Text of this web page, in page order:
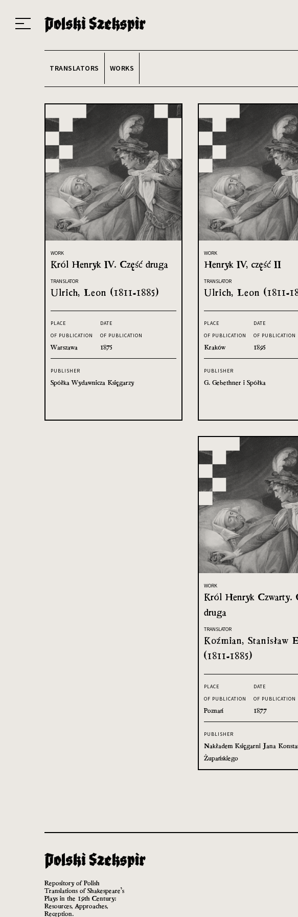
TRANSLATORS WORKS
WORK
Król Henryk IV. Część druga
TRANSLATOR
Ulrich, Leon (1811-1885)
PLACE
OF PUBLICATION
Warszawa
DATE
OF PUBLICATION
1875
PUBLISHER
Spółka Wydawnicza Księgarzy
WORK
Henryk IV, część II
TRANSLATOR
Ulrich, Leon (1811-
PLACE
OF PUBLICATION
Kraków
DATE
OF PUBLICATION
1895
PUBLISHER
G. Gebethner i Spółka
WORK
Król Henryk Czwarty.
druga
TRANSLATOR
Koźmian, Stanisław
(1811-1885)
PLACE
OF PUBLICATION
Poznań
DATE
OF PUBLICATION
1877
PUBLISHER
Nakładem Księgarni Jana
Żupańskiego
Repository of Polish
Translations of Shakespeare’s
Plays in the 19th Century:
Resources, Approaches,
Reception.